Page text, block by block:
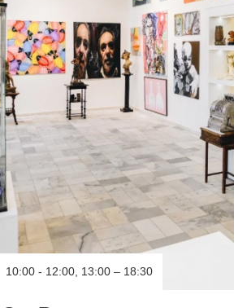
10:00 - 12:00, 13:00 – 18:30